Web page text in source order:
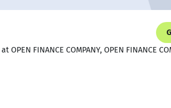
FINANCE COMPANY, OPEN FINANCE